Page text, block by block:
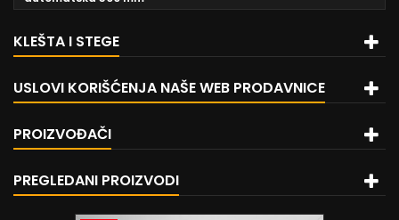
KLEŠTA I STEGE
USLOVI KORIŠĆENJA NAŠE WEB PRODAVNICE
PROIZVOĐAČI
PREGLEDANI PROIZVODI